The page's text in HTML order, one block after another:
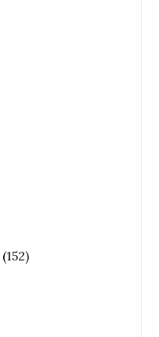
(152)